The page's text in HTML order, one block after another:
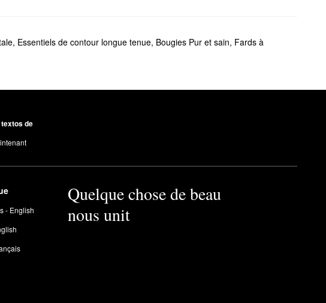
, Essentiels de contour longue tenue, Bougies Pur et sain, Fards à
de
- English
Quelque chose de beau
nous unit